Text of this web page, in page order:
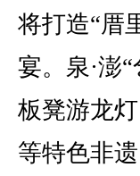
将打造“厝
宴。泉·澎
板凳游龙
等特色非